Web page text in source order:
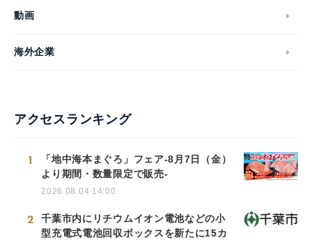
動画
海外企業
アクセスランキング
1
「地中海本まぐろ」フェア-8月7日（金）
より期間・数量限定で販売-
2026.08.04 14:00
2
千葉市内にリチウムイオン電池などの小
型充電式電池回収ボックスを新たに15カ